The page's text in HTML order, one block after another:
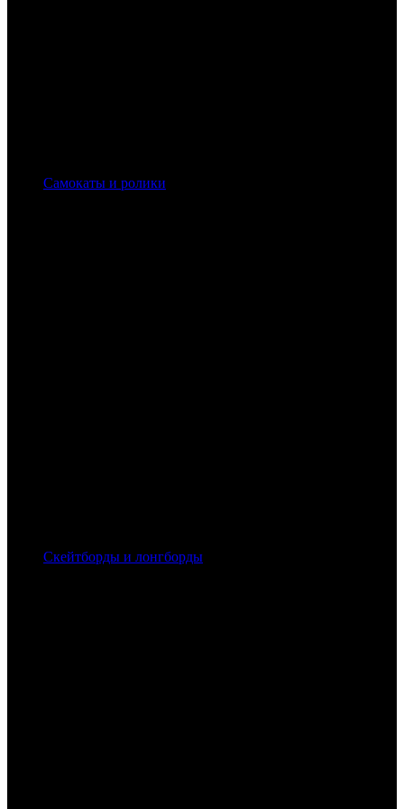
Самокаты и ролики
Скейтборды и лонгборды